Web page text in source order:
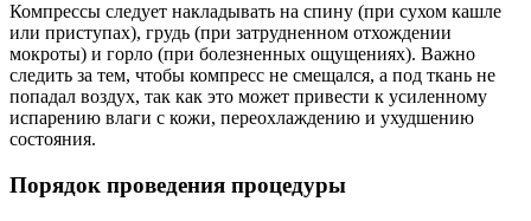
Компрессы следует накладывать на спину (при сухом кашле
или приступах), грудь (при затрудненном отхождении
мокроты) и горло (при болезненных ощущениях). Важно
следить за тем, чтобы компресс не смещался, а под ткань не
попадал воздух, так как это может привести к усиленному
испарению влаги с кожи, переохлаждению и ухудшению
состояния.
Порядок проведения процедуры